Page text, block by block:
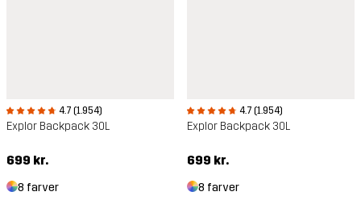
4.7 (1.954)
Explor Backpack 30L
699 kr.
8 farver
4.7 (1.954)
Explor Backpack 30L
699 kr.
8 farver